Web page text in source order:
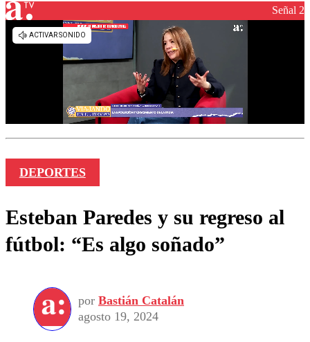
Señal 2
DEPORTES
Esteban Paredes y su regreso al
fútbol: “Es algo soñado”
por Bastián Catalán
agosto 19, 2024